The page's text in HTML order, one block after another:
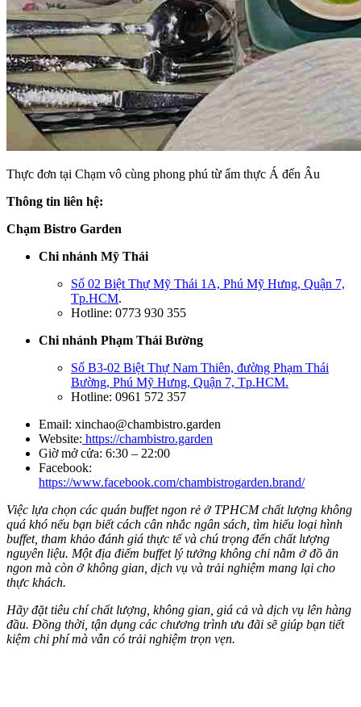
Thực đơn tại Chạm vô cùng phong phú từ ẩm thực Á đến Âu
Thông tin liên hệ:
Chạm Bistro Garden
Chi nhánh Mỹ Thái
Số 02 Biệt Thự Mỹ Thái 1A, Phú Mỹ Hưng, Quận 7,
Tp.HCM.
Hotline: 0773 930 355
Chi nhánh Phạm Thái Bường
Số B3-02 Biệt Thự Nam Thiên, đường Phạm Thái
Bường, Phú Mỹ Hưng, Quận 7, Tp.HCM.
Hotline: 0961 572 357
Email: xinchao@chambistro.garden
Website: https://chambistro.garden
Giờ mở cửa: 6:30 – 22:00
Facebook:
https://www.facebook.com/chambistrogarden.brand/
Việc lựa chọn các quán buffet ngon rẻ ở TPHCM chất lượng không
quá khó nếu bạn biết cách cân nhắc ngân sách, tìm hiểu loại hình
buffet, tham khảo đánh giá thực tế và chú trọng đến chất lượng
nguyên liệu. Một địa điểm buffet lý tưởng không chỉ nằm ở đồ ăn
ngon mà còn ở không gian, dịch vụ và trải nghiệm mang lại cho
thực khách.
Hãy đặt tiêu chí chất lượng, không gian, giá cả và dịch vụ lên hàng
đầu. Đồng thời, tận dụng các chương trình ưu đãi sẽ giúp bạn tiết
kiệm chi phí mà vẫn có trải nghiệm trọn vẹn.